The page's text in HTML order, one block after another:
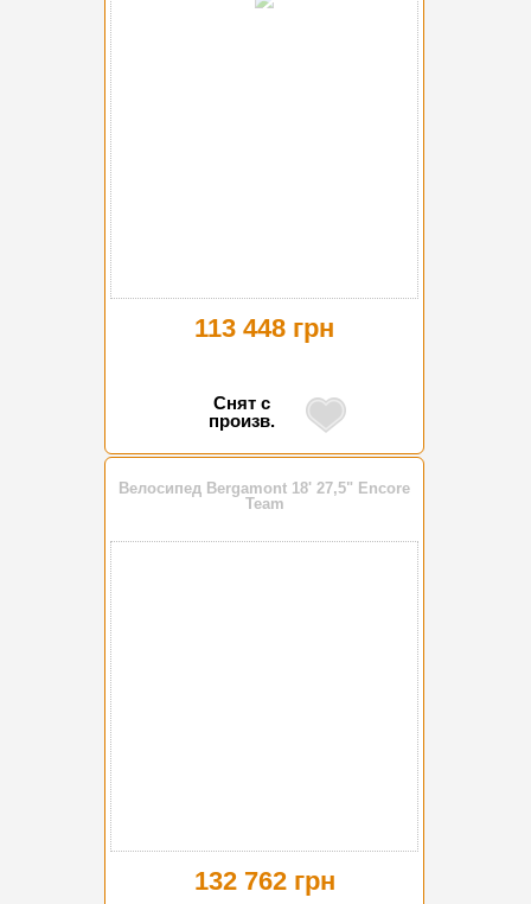
113 448 грн
Снят с
произв.
Велосипед Bergamont 18' 27,5" Encore
Team
132 762 грн